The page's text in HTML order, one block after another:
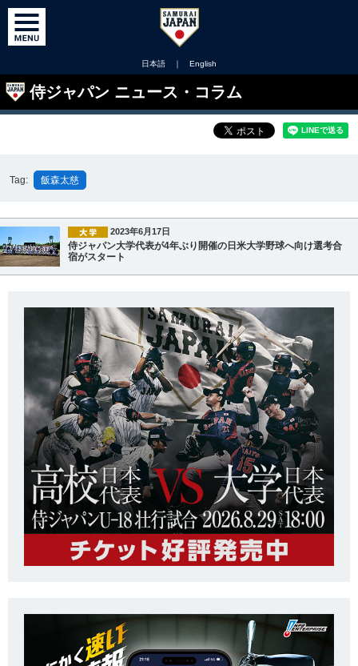
日本語 ｜ English
侍ジャパン ニュース・コラム
Tag: 飯森太慈
2023年6月17日
侍ジャパン大学代表が4年ぶり開催の日米大学野球へ向け選考合
宿がスタート